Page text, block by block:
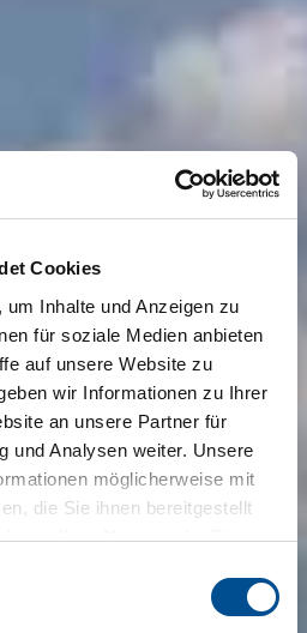
Cookies
Inhalte und Anzeigen zu
für soziale Medien anbieten
auf unsere Website zu
wir Informationen zu Ihrer
an unsere Partner für
und Analysen weiter. Unsere
möglicherweise mit
die Sie ihnen bereitgestellt
Ihrer Nutzung der Dienste